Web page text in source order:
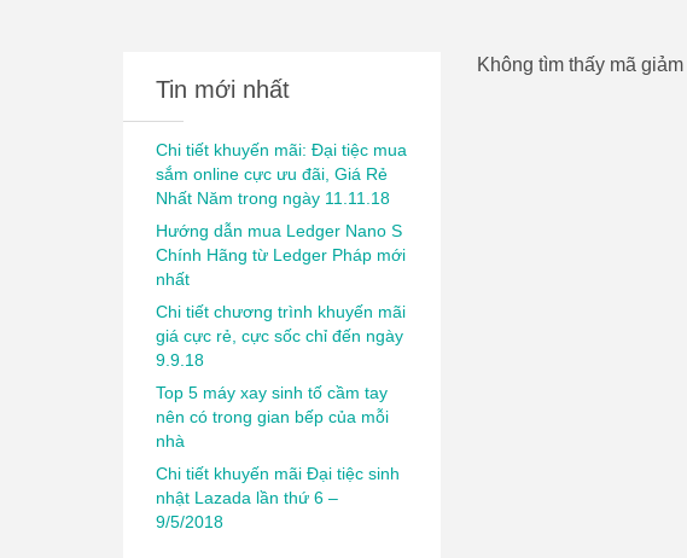
Tin mới nhất
Chi tiết khuyến mãi: Đại tiệc mua
sắm online cực ưu đãi, Giá Rẻ
Nhất Năm trong ngày 11.11.18
Hướng dẫn mua Ledger Nano S
Chính Hãng từ Ledger Pháp mới
nhất
Chi tiết chương trình khuyến mãi
giá cực rẻ, cực sốc chỉ đến ngày
9.9.18
Top 5 máy xay sinh tố cầm tay
nên có trong gian bếp của mỗi
nhà
Chi tiết khuyến mãi Đại tiệc sinh
nhật Lazada lần thứ 6 –
9/5/2018
Không tìm thấy mã